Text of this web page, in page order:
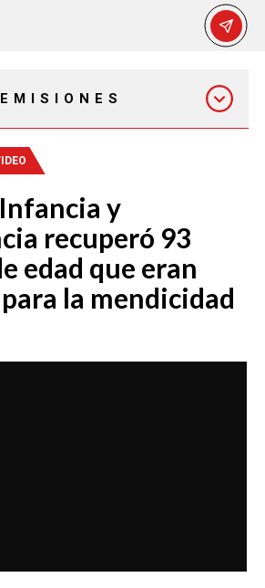
EMISIONES
EXPRESS
12:30 PM
7:00 PM
11:30 PM
y
recuperó 93
edad que eran
la mendicidad